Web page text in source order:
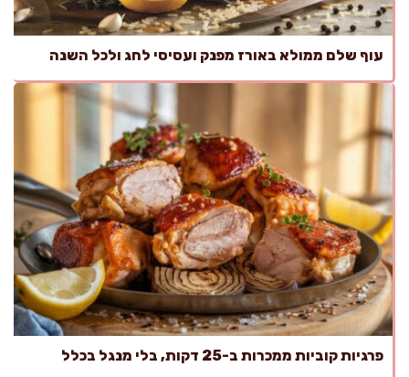
עוף שלם ממולא באורז מפנק ועסיסי לחג ולכל השנה
פרגיות קוביות ממכרות ב-25 דקות, בלי מנגל בכלל